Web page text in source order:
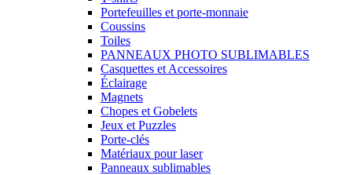
Portefeuilles et porte-monnaie
Coussins
Toiles
PANNEAUX PHOTO SUBLIMABLES
Casquettes et Accessoires
Éclairage
Magnets
Chopes et Gobelets
Jeux et Puzzles
Porte-clés
Matériaux pour laser
Panneaux sublimables